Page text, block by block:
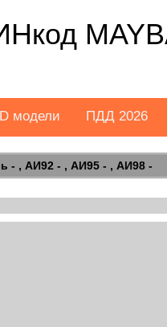
модели ПДД 2026
- , АИ92 - , АИ95 - , АИ98 -